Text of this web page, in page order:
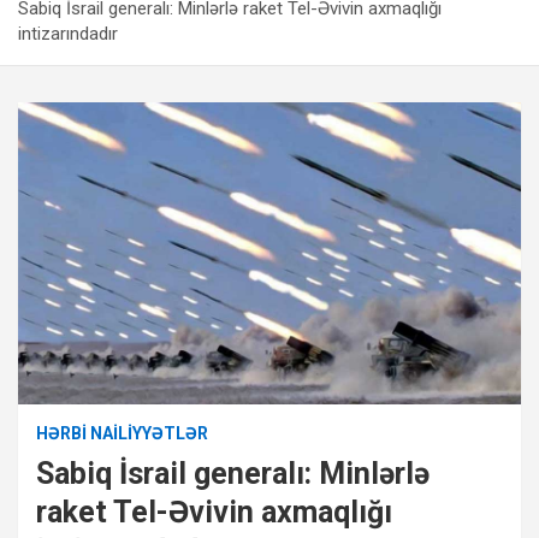
Sabiq İsrail generalı: Minlərlə raket Tel-Əvivin axmaqlığı
intizarındadır
HƏRBI NAILIYYƏTLƏR
Sabiq İsrail generalı: Minlərlə
raket Tel-Əvivin axmaqlığı